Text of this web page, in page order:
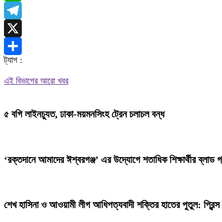
WhatsApp
Telegram
X
Share
ট্যাগ :
এই বিভাগের আরো খবর
৫ বগি লাইনচ্যুত, ঢাকা-ময়মনসিংহ ট্রেন চলাচল বন্ধ
‘রক্তদানে আমাদের ঈশ্বরগঞ্জ’ এর উদ্যোগে শতাধিক শিক্ষার্থীর ব্লাড
শেখ হাসিনা ও আওয়ামী লীগ আধিপত্যবাদী শক্তির হাতের পুতুল: প্রিন্স